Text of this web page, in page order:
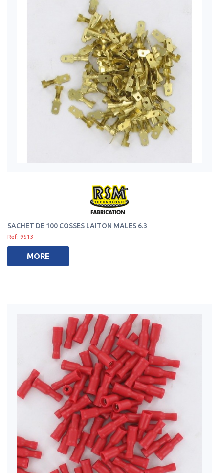
SACHET DE 100 COSSES LAITON MALES 6.3
Ref: 9513
MORE